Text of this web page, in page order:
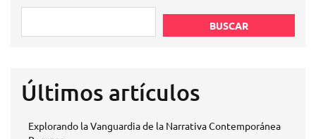
BUSCAR
Últimos artículos
Explorando la Vanguardia de la Narrativa Contemporánea